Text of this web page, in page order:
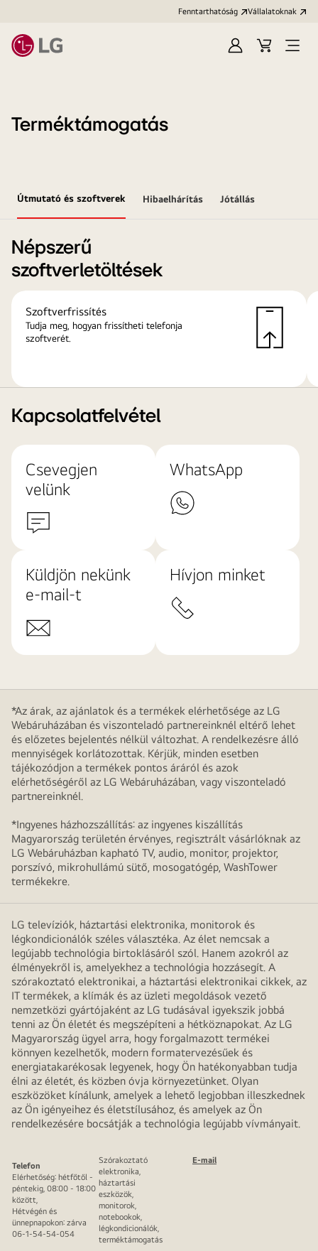
Fenntarthatóság Vállalatoknak
Bejelentkezés
KosárMenü
Terméktámogatás
Útmutató és szoftverek Hibaelhárítás Jótállás
Népszerű
szoftverletöltések
Szoftverfrissítés
Tudja meg, hogyan frissítheti telefonja
szoftverét.
Kapcsolatfelvétel
Csevegjen
velünk
WhatsApp
Küldjön nekünk
e-mail-t
Hívjon minket
*Az árak, az ajánlatok és a termékek elérhetősége az LG
Webáruházában és viszonteladó partnereinknél eltérő lehet
és előzetes bejelentés nélkül változhat. A rendelkezésre álló
mennyiségek korlátozottak. Kérjük, minden esetben
tájékozódjon a termékek pontos áráról és azok
elérhetőségéről az LG Webáruházában, vagy viszonteladó
partnereinknél.
*Ingyenes házhozszállítás: az ingyenes kiszállítás
Magyarország területén érvényes, regisztrált vásárlóknak az
LG Webáruházban kapható TV, audio, monitor, projektor,
porszívó, mikrohullámú sütő, mosogatógép, WashTower
termékekre.
LG televíziók, háztartási elektronika, monitorok és
légkondicionálók széles választéka. Az élet nemcsak a
legújabb technológia birtoklásáról szól. Hanem azokról az
élményekről is, amelyekhez a technológia hozzásegít. A
szórakoztató elektronikai, a háztartási elektronikai cikkek, az
IT termékek, a klímák és az üzleti megoldások vezető
nemzetközi gyártójaként az LG tudásával igyekszik jobbá
tenni az Ön életét és megszépíteni a hétköznapokat. Az LG
Magyarország ügyel arra, hogy forgalmazott termékei
könnyen kezelhetők, modern formatervezésűek és
energiatakarékosak legyenek, hogy Ön hatékonyabban tudja
élni az életét, és közben óvja környezetünket. Olyan
eszközöket kínálunk, amelyek a lehető legjobban illeszkednek
az Ön igényeihez és életstílusához, és amelyek az Ön
rendelkezésére bocsátják a technológia legújabb vívmányait.
Telefon
Elérhetőség: hétfőtől -
péntekig, 08:00 - 18:00
között,
Hétvégén és
ünnepnapokon: zárva
06-1-54-54-054
Szórakoztató
elektronika,
háztartási
eszközök,
monitorok,
notebookok,
légkondicionálók,
terméktámogatás
E-mail